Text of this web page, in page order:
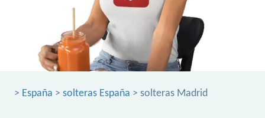
> España > solteras España > solteras Madrid